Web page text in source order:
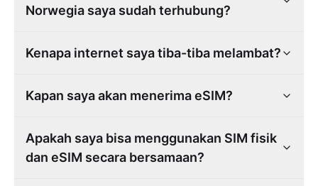
Norwegia saya sudah terhubung?
Kenapa internet saya tiba-tiba melambat?
Kapan saya akan menerima eSIM?
Apakah saya bisa menggunakan SIM fisik
dan eSIM secara bersamaan?